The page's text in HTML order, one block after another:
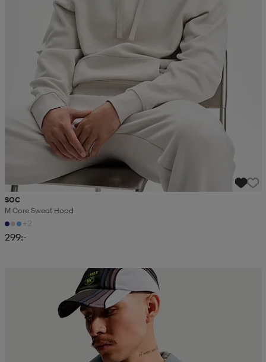
SOC
M Core Sweat Hood
+2
299:-